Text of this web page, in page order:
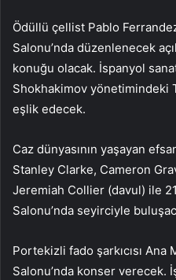
Ödüllü çellist Pablo
Salonu’nda düzenlenecek
konuğu olacak. İspanyol
Shokhakimov yönetimindeki
eşlik edecek.
Caz dünyasının yaşayan
Stanley Clarke, Cameron
Jeremiah Collier (davul) ile 21
Salonu’nda seyirciyle
Portekizli fado şarkıcısı Ana
Salonu’nda konser verecek.